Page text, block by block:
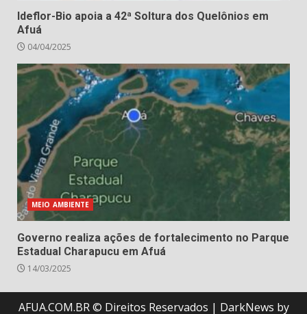
Ideflor-Bio apoia a 42ª Soltura dos Quelônios em
Afuá
04/04/2025
MEIO AMBIENTE
Governo realiza ações de fortalecimento no Parque
Estadual Charapucu em Afuá
14/03/2025
AFUA.COM.BR © Direitos Reservados | DarkNews by